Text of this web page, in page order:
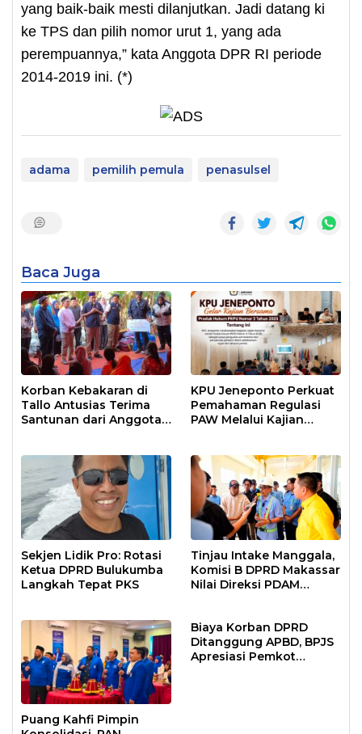
yang baik-baik mesti dilanjutkan. Jadi datang ki
ke TPS dan pilih nomor urut 1, yang ada
perempuannya,” kata Anggota DPR RI periode
2014-2019 ini. (*)
adama pemilih pemula penasulsel
Baca Juga
Korban Kebakaran di
Tallo Antusias Terima
Santunan dari Anggota
KPU Jeneponto Perkuat
Pemahaman Regulasi
PAW Melalui Kajian
Sekjen Lidik Pro: Rotasi
Ketua DPRD Bulukumba
Langkah Tepat PKS
Tinjau Intake Manggala,
Komisi B DPRD Makassar
Nilai Direksi PDAM
Puang Kahfi Pimpin
Biaya Korban DPRD
Ditanggung APBD, BPJS
Apresiasi Pemkot